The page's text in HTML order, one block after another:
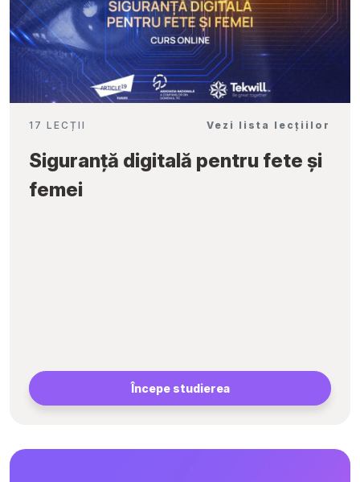
17 LECȚII Vezi lista lecțiilor
Siguranță digitală pentru fete și
femei
Începe studierea